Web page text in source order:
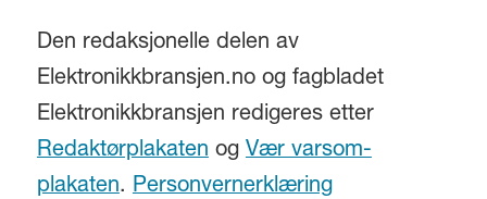
Den redaksjonelle delen av
Elektronikkbransjen.no og fagbladet
Elektronikkbransjen redigeres etter
Redaktørplakaten og Vær varsom-
plakaten. Personvernerklæring